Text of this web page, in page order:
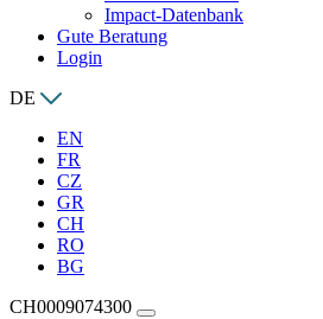
Impact-Datenbank
Gute Beratung
Login
DE
EN
FR
CZ
GR
CH
RO
BG
CH0009074300